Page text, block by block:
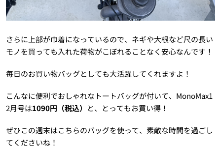
さらに上部が巾着になっているので、ネギや大根など尺の長い
モノを買っても入れた荷物がこぼれることなく安心なんです！
毎日のお買い物バッグとしても大活躍してくれますよ！
こんなに便利でおしゃれなトートバッグが付いて、MonoMax1
2月号は1090円（税込） と、とってもお買い得！
ぜひこの週末はこちらのバッグを使って、素敵な時間を過ごし
てくださいね！